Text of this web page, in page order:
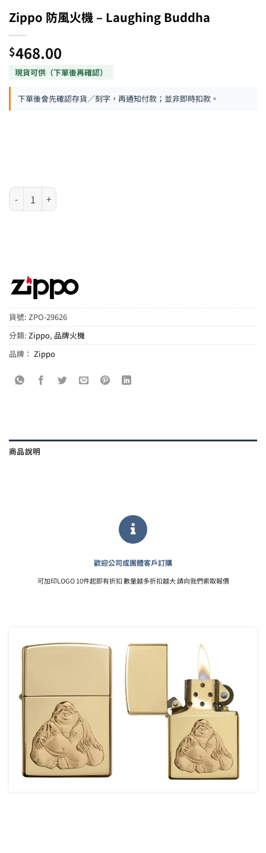
Zippo 防風火機 – Laughing Buddha
$468.00
下單後會先確認存貨／刻字，再通知付款；並非即時扣款。
Zippo 防風火機 – Laughing Buddha 數量
貨號: ZPO-29626
分類: Zippo, 品牌火機
品牌： Zippo
商品說明
歡迎公司或團體客戶訂購
可加印LOGO 10件起即有折扣 數量越多折扣越大 請向我們索取報價